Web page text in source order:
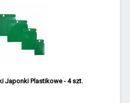
Japonki Plastikowe - 4 szt.